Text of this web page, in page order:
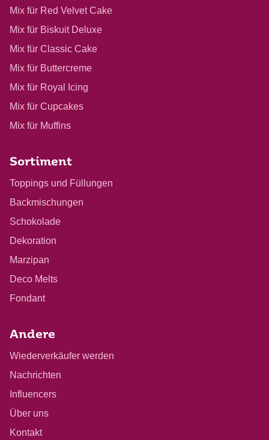
Mix für Red Velvet Cake
Mix für Biskuit Deluxe
Mix für Classic Cake
Mix für Buttercreme
Mix für Royal Icing
Mix für Cupcakes
Mix für Muffins
Sortiment
Toppings und Füllungen
Backmischungen
Schokolade
Dekoration
Marzipan
Deco Melts
Fondant
Andere
Wiederverkäufer werden
Nachrichten
Influencers
Über uns
Kontakt